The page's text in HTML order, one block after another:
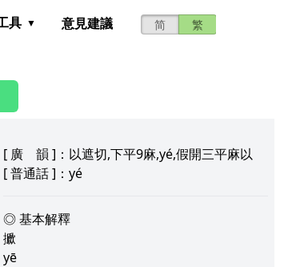
简 繁
具 意見建議
[ 廣 韻 ]：以遮切,下平9麻,yé,假開三平麻以
[普通話]：yé
◎ 基本解釋
擨
yē